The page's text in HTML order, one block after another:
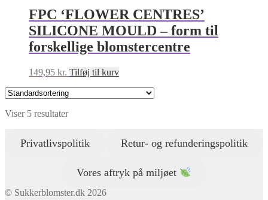
FPC ‘FLOWER CENTRES’
SILICONE MOULD – form til
forskellige blomstercentre
149,95 kr. Tilføj til kurv
Viser 5 resultater
Privatlivspolitik Retur- og refunderingspolitik
Vores aftryk på miljøet
© Sukkerblomster.dk 2026